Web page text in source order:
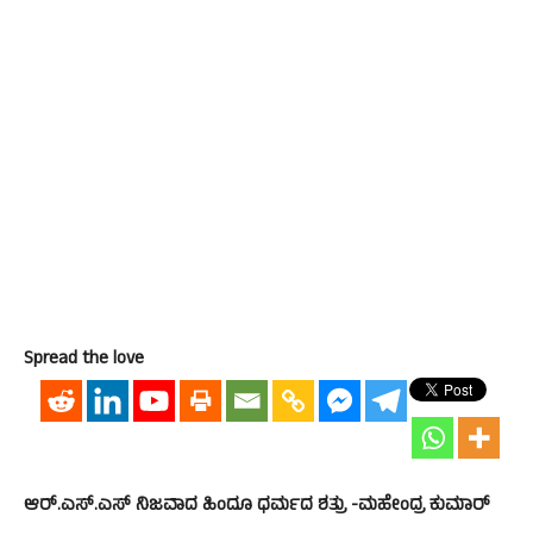
Spread the love
ಆರ್.ಎಸ್.ಎಸ್ ನಿಜವಾದ ಹಿಂದೂ ಧರ್ಮದ ಶತ್ರು -ಮಹೇಂದ್ರ ಕುಮಾರ್